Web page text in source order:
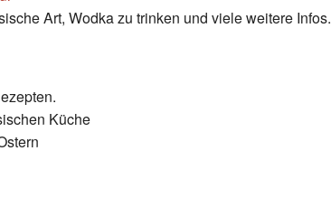
Art, Wodka zu trinken und viele weitere Infos.
Küche